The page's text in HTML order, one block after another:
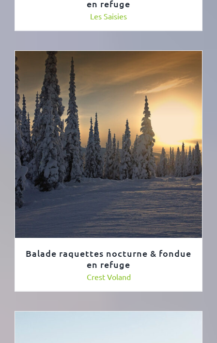
en refuge
Les Saisies
Balade raquettes nocturne & fondue
en refuge
Crest Voland